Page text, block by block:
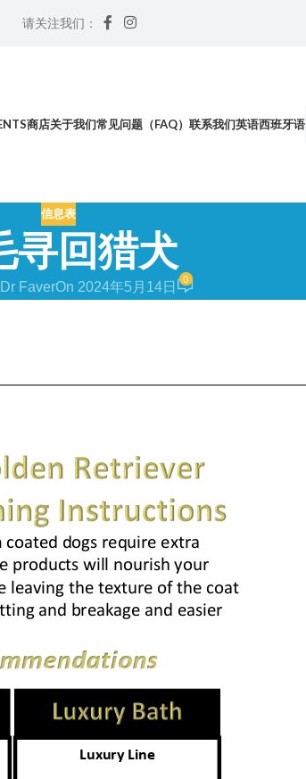
请关注我们：
商店关于我们常见问题（FAQ）联系我们英语西班牙语
信息表
寻回猎犬
Dr FaverOn 2024年5月14日
0